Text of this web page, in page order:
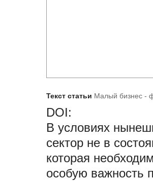
Текст статьи Малый бизнес -
DOI:
В условиях
сектор не в
которая
особую важность